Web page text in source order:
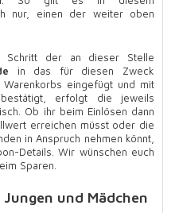
nur, einen der weiter oben
Schritt der an dieser Stelle
in das für diesen Zweck
eingefügt und mit
erfolgt die jeweils
Ob ihr beim Einlösen dann
erreichen müsst oder die
in Anspruch nehmen könnt,
Details. Wir wünschen euch
Sparen.
und Mädchen